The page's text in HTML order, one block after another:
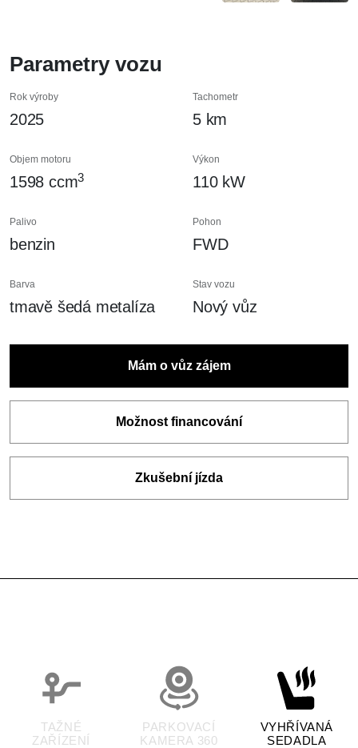
Parametry vozu
Rok výroby
2025
Tachometr
5 km
Objem motoru
1598 ccm3
Výkon
110 kW
Palivo
benzin
Pohon
FWD
Barva
tmavě šedá metalíza
Stav vozu
Nový vůz
Mám o vůz zájem
Možnost financování
Zkušební jízda
TAŽNÉ
ZAŘÍZENÍ
PARKOVACÍ
KAMERA 360
VYHŘÍVANÁ
SEDADLA